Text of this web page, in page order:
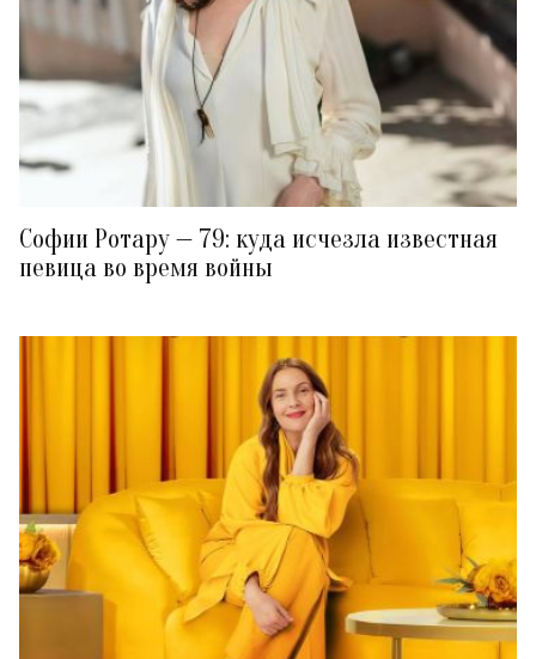
Софии Ротару — 79: куда исчезла известная
певица во время войны